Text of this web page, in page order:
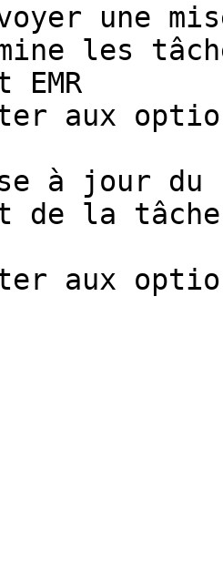
une
les
EMR
aux
à jour du
de la
aux